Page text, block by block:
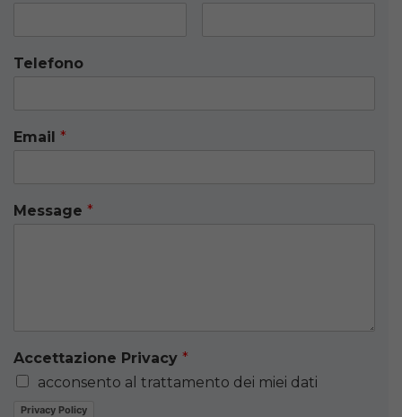
Telefono
Email *
Message *
Accettazione Privacy *
acconsento al trattamento dei miei dati
Privacy Policy